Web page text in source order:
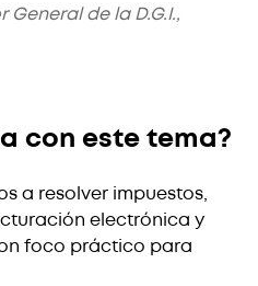
General de la D.G.I.,
con este tema?
a resolver impuestos,
electrónica y
foco práctico para